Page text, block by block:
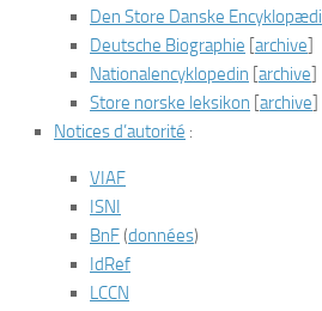
Den Store Danske Encyklopædi
Deutsche Biographie [archive]
Nationalencyklopedin [archive]
Store norske leksikon [archive]
Notices d’autorité :
VIAF
ISNI
BnF(données)
IdRef
LCCN